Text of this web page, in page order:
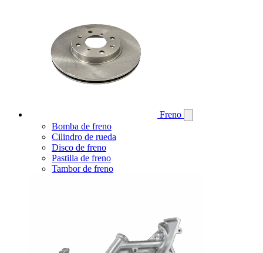
Freno
Bomba de freno
Cilindro de rueda
Disco de freno
Pastilla de freno
Tambor de freno